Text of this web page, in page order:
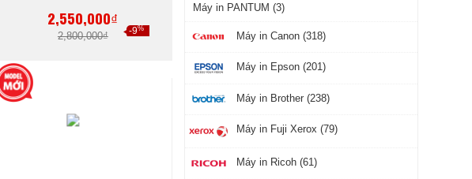
2,550,000₫
2,800,000₫ -9%
Máy in PANTUM (3)
Máy in Canon (318)
Máy in Epson (201)
Máy in Brother (238)
Máy in Fuji Xerox (79)
Máy in Ricoh (61)